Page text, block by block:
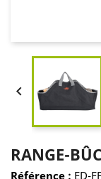

RANGE-
Référence : ED-